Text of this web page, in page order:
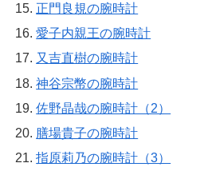
正門良規の腕時計
愛子内親王の腕時計
又吉直樹の腕時計
神谷宗幣の腕時計
佐野晶哉の腕時計（2）
膳場貴子の腕時計
指原莉乃の腕時計（3）